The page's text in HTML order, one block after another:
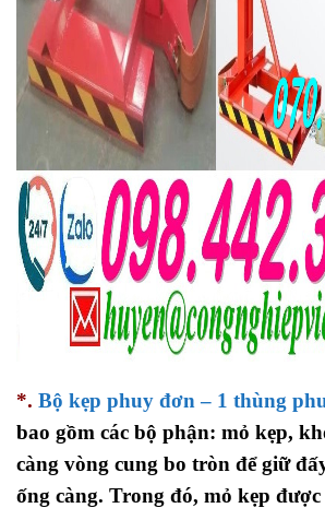
*. Bộ kẹp phuy đơn – 1 thùng
bao gồm các bộ phận: mỏ kẹp,
càng vòng cung bo tròn để giữ
ống càng. Trong đó, mỏ kẹp